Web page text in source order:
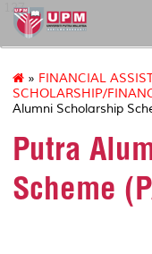
127
» FINANCIAL
SCHOLARSHIP/
Alumni Scholarship
Putra
Scheme